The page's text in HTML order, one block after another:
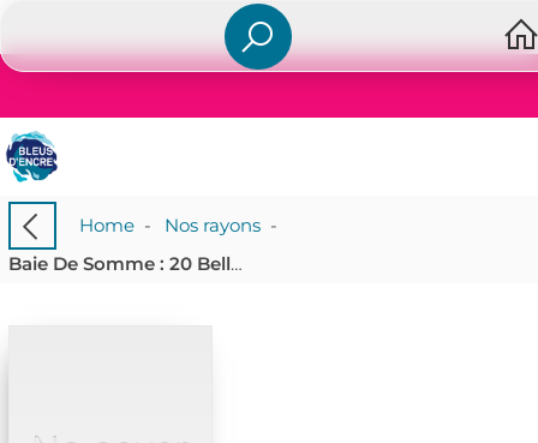
Home- Nos rayons-
Baie De Somme : 20 Belles Balades